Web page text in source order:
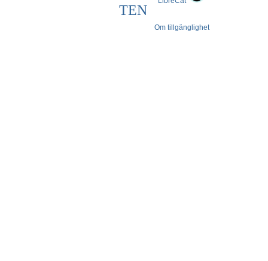
TEN
Om tillgänglighet